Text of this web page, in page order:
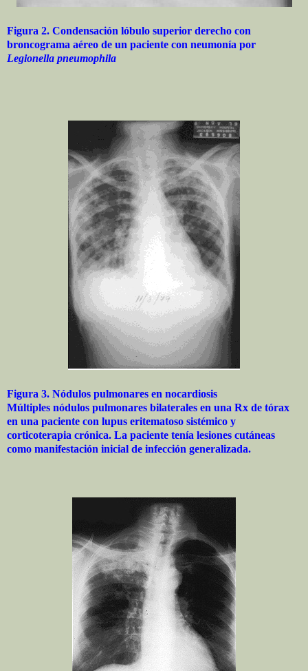
Figura 2. Condensación lóbulo superior derecho con
broncograma aéreo de un paciente con neumonía por
Legionella pneumophila
Figura 3. Nódulos pulmonares en nocardiosis
Múltiples nódulos pulmonares bilaterales en una Rx de tórax
en una paciente con lupus eritematoso sistémico y
corticoterapia crónica. La paciente tenía lesiones cutáneas
como manifestación inicial de infección generalizada.